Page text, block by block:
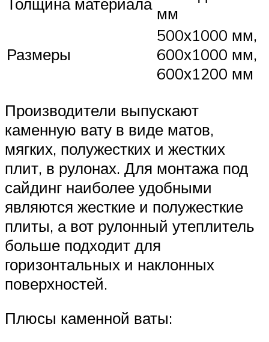
мм
Размеры
500х1000 мм,
600х1000 мм,
600х1200 мм
Производители выпускают
каменную вату в виде матов,
мягких, полужестких и жестких
плит, в рулонах. Для монтажа под
сайдинг наиболее удобными
являются жесткие и полужесткие
плиты, а вот рулонный утеплитель
больше подходит для
горизонтальных и наклонных
поверхностей.
Плюсы каменной ваты: